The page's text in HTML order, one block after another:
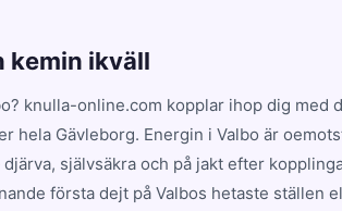
kemin ikväll
knulla-online.com kopplar ihop dig med
hela Gävleborg. Energin i Valbo är
självsäkra och på jakt efter
första dejt på Valbos hetaste ställen